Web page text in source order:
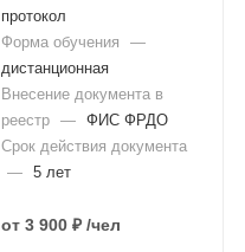
протокол
Форма обучения
—
дистанционная
Внесение документа в
реестр — ФИС ФРДО
Срок действия документа
— 5 лет
от 3 900 ₽ /чел